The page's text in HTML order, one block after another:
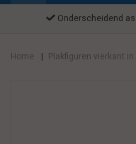
Onderscheidend
Home Plakfiguren vierkant